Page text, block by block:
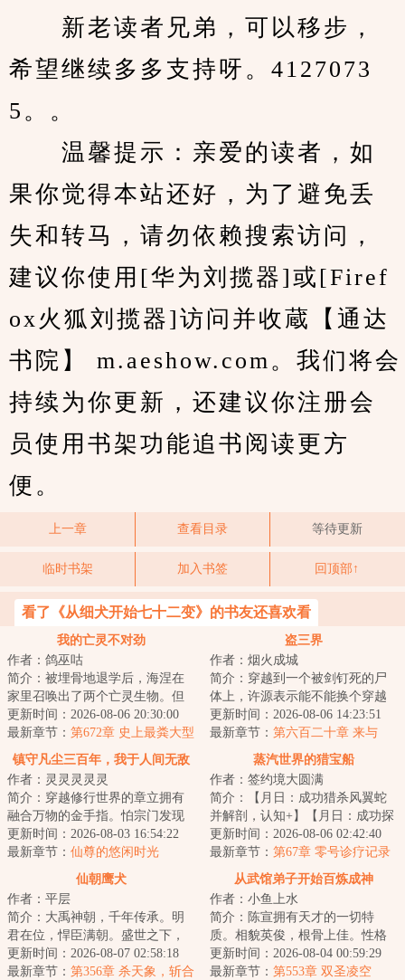
新老读者兄弟，可以移步，
希望继续多多支持呀。4127073
5。。
温馨提示：亲爱的读者，如
果你觉得本站还好，为了避免丢
失和转马，请勿依赖搜索访问，
建议你使用[华为刘揽器]或[Firef
ox火狐刘揽器]访问并收蔵【通达
书院】 m.aeshow.com。我们将会
持续为你更新，还建议你注册会
员使用书架功能追书阅读更方
便。
上一章 查看目录 等待更新
临时书架 加入书签 回顶部↑
看了《从细犬开始七十二变》的书友还喜欢看
我的亡灵不对劲
作者：鸽巫咕
简介：被埋骨地退学后，海涅在
家里召唤出了两个亡灵生物。但
很快他就发现自己的亡灵不对
劲。他俩好像认识...
更新时间：2026-08-06 20:30:00
最新章节： 第672章 史上最粪大型
战役
盗三界
作者：烟火成城
简介：穿越到一个被剑钉死的尸
体上，许源表示能不能换个穿越
对象，否则自己一附身就又又又
死了。面对这位...
更新时间：2026-08-06 14:23:51
最新章节： 第六百二十章 来与
镇守凡尘三百年，我于人间无敌
作者：灵灵灵灵灵
简介：穿越修行世界的章立拥有
融合万物的金手指。怕宗门发现
他“夺舍”身份，他选择镇守凡尘三
百年的任务...
更新时间：2026-08-03 16:54:22
最新章节： 仙尊的悠闲时光
蒸汽世界的猎宝船
作者：签约境大圆满
简介：【月日：成功猎杀风翼蛇
并解剖，认知+】【月日：成功探
索荒废空岛并撤离。获得“微型差
分机”，可...
更新时间：2026-08-06 02:42:40
最新章节： 第67章 零号诊疗记录
仙朝鹰犬
作者：平层
简介：大禹神朝，千年传承。明
君在位，悍臣满朝。盛世之下，
暗流涌动。神魔窥伺，妖孽横
行。连山信觉醒天...
更新时间：2026-08-07 02:58:18
最新章节： 第356章 杀天象，斩合
从武馆弟子开始百炼成神
作者：小鱼上水
简介：陈宣拥有天才的一切特
质。相貌英俊，根骨上佳。性格
坚定，从不动摇。自从穿越到这
个万物狰狞的上古...
更新时间：2026-08-04 00:59:29
最新章节： 第553章 双圣凌空